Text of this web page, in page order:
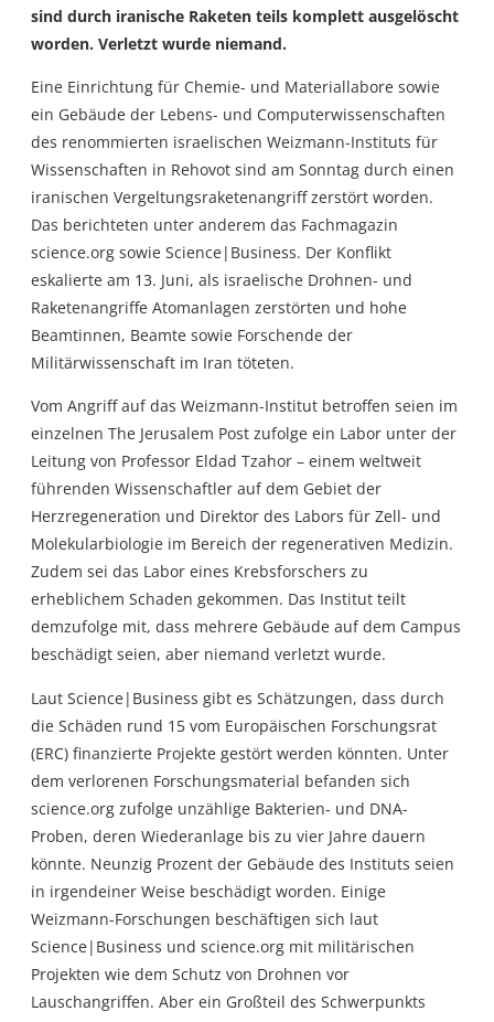
sind durch iranische Raketen teils komplett ausgelöscht
worden. Verletzt wurde niemand.
Eine Einrichtung für Chemie- und Materiallabore sowie
ein Gebäude der Lebens- und Computerwissenschaften
des renommierten israelischen Weizmann-Instituts für
Wissenschaften in Rehovot sind am Sonntag durch einen
iranischen Vergeltungsraketenangriff zerstört worden.
Das berichteten unter anderem das Fachmagazin
science.org sowie Science|Business. Der Konflikt
eskalierte am 13. Juni, als israelische Drohnen- und
Raketenangriffe Atomanlagen zerstörten und hohe
Beamtinnen, Beamte sowie Forschende der
Militärwissenschaft im Iran töteten.
Vom Angriff auf das Weizmann-Institut betroffen seien im
einzelnen The Jerusalem Post zufolge ein Labor unter der
Leitung von Professor Eldad Tzahor – einem weltweit
führenden Wissenschaftler auf dem Gebiet der
Herzregeneration und Direktor des Labors für Zell- und
Molekularbiologie im Bereich der regenerativen Medizin.
Zudem sei das Labor eines Krebsforschers zu
erheblichem Schaden gekommen. Das Institut teilt
demzufolge mit, dass mehrere Gebäude auf dem Campus
beschädigt seien, aber niemand verletzt wurde.
Laut Science|Business gibt es Schätzungen, dass durch
die Schäden rund 15 vom Europäischen Forschungsrat
(ERC) finanzierte Projekte gestört werden könnten. Unter
dem verlorenen Forschungsmaterial befanden sich
science.org zufolge unzählige Bakterien- und DNA-
Proben, deren Wiederanlage bis zu vier Jahre dauern
könnte. Neunzig Prozent der Gebäude des Instituts seien
in irgendeiner Weise beschädigt worden. Einige
Weizmann-Forschungen beschäftigen sich laut
Science|Business und science.org mit militärischen
Projekten wie dem Schutz von Drohnen vor
Lauschangriffen. Aber ein Großteil des Schwerpunkts